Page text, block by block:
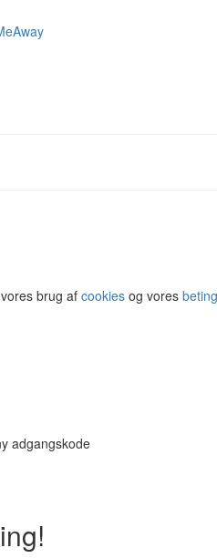
brug af cookies og vores
adgangskode